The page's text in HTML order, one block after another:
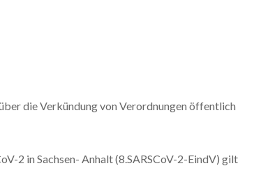
die Verkündung von Verordnungen öffentlich
2 in Sachsen- Anhalt (8.SARSCoV-2-EindV) gilt